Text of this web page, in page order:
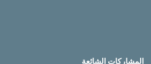
المشاركات الشائعة